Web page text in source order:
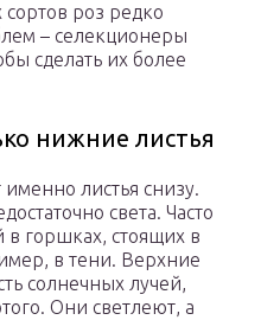
роз редко
– селекционеры
сделать их более
нижние листья
листья снизу.
света. Часто
в горшках, стоящих в
в тени. Верхние
солнечных лучей,
Они светлеют, а